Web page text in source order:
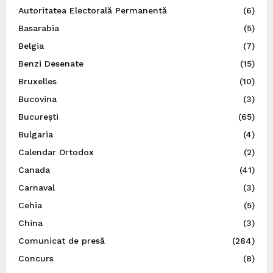
Autoritatea Electorală Permanentă
(6)
Basarabia
(5)
Belgia
(7)
Benzi Desenate
(15)
Bruxelles
(10)
Bucovina
(3)
București
(65)
Bulgaria
(4)
Calendar Ortodox
(2)
Canada
(41)
Carnaval
(3)
Cehia
(5)
China
(3)
Comunicat de presă
(284)
Concurs
(8)